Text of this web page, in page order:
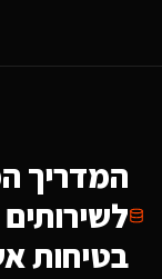
המדריך
ל
בטיחות